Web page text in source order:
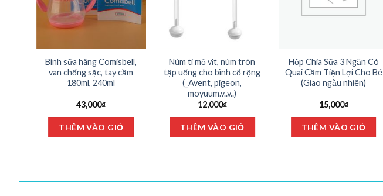
Bình sữa hãng Comisbell,
van chống sặc, tay cầm
180ml, 240ml
43,000₫
THÊM VÀO GIỎ
Sản
biến
Núm ti mỏ vịt, núm tròn
tập uống cho bình cổ rộng
(_Avent, pigeon,
moyuum.v..v..)
12,000₫
THÊM VÀO GIỎ
Sản
biến
Hộp Chia Sữa 3 Ngăn Có
Quai Cầm Tiện Lợi Cho Bé
(Giao ngẫu nhiên)
15,000₫
THÊM VÀO GIỎ